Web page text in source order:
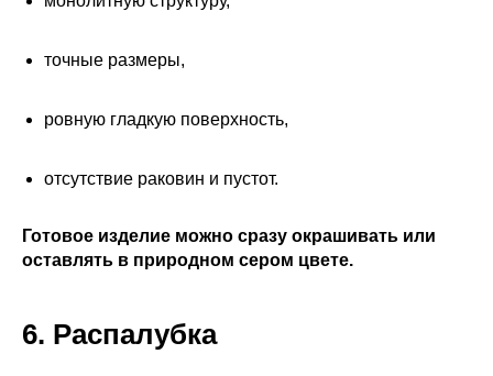
точные размеры,
ровную гладкую поверхность,
отсутствие раковин и пустот.
Готовое изделие можно сразу окрашивать или
оставлять в природном сером цвете.
6. Распалубка